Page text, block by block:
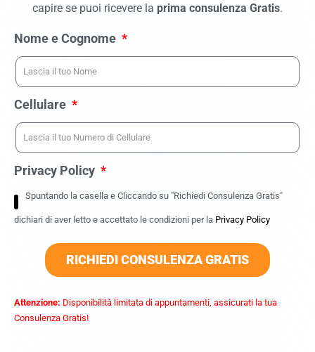
capire se puoi ricevere la prima consulenza Gratis.
Nome e Cognome
Cellulare
Privacy Policy
Spuntando la casella e Cliccando su "Richiedi Consulenza Gratis"
dichiari di aver letto e accettato le condizioni per la Privacy Policy
RICHIEDI CONSULENZA GRATIS
Attenzione: Disponibilità limitata di appuntamenti, assicurati la tua
Consulenza Gratis!